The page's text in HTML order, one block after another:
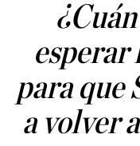
esperar
para que
a volver